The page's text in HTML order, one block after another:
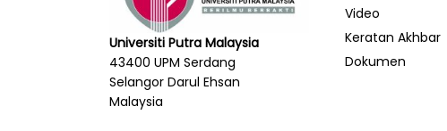
Universiti Putra Malaysia
43400 UPM Serdang
Selangor Darul Ehsan
Malaysia
Video
Keratan Akhbar
Dokumen